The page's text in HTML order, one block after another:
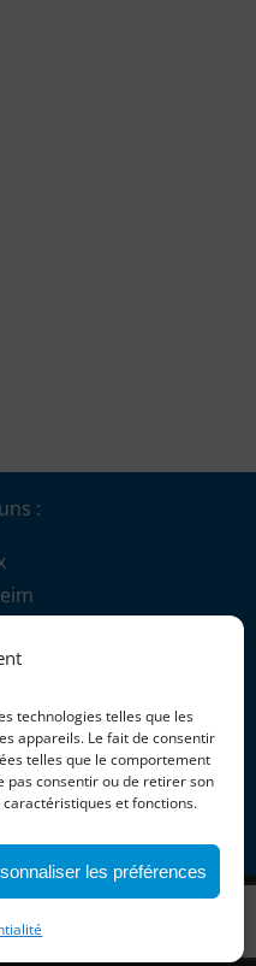
technologies telles que les
appareils. Le fait de consentir
telles que le comportement
pas consentir ou de retirer son
et fonctions.
les préférences
: